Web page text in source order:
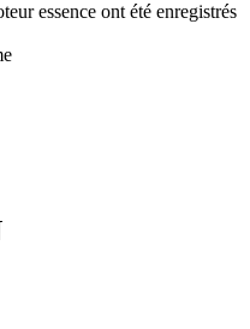
essence ont été enregistrés